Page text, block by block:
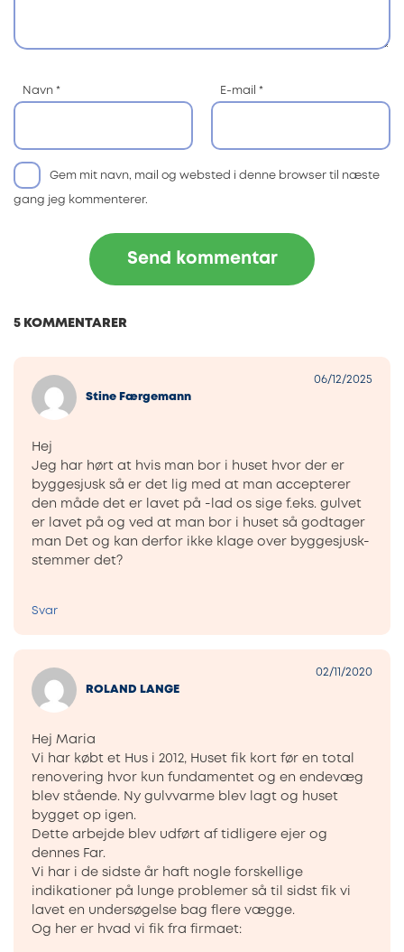
Navn * E-mail *
Gem mit navn, mail og websted i denne browser til næste
gang jeg kommenterer.
5 KOMMENTARER
Stine Færgemann
06/12/2025
Hej
Jeg har hørt at hvis man bor i huset hvor der er
byggesjusk så er det lig med at man accepterer
den måde det er lavet på -lad os sige f.eks. gulvet
er lavet på og ved at man bor i huset så godtager
man Det og kan derfor ikke klage over byggesjusk-
stemmer det?
Svar
ROLAND LANGE
02/11/2020
Hej Maria
Vi har købt et Hus i 2012, Huset fik kort før en total
renovering hvor kun fundamentet og en endevæg
blev stående. Ny gulvvarme blev lagt og huset
bygget op igen.
Dette arbejde blev udført af tidligere ejer og
dennes Far.
Vi har i de sidste år haft nogle forskellige
indikationer på lunge problemer så til sidst fik vi
lavet en undersøgelse bag flere vægge.
Og her er hvad vi fik fra firmaet: